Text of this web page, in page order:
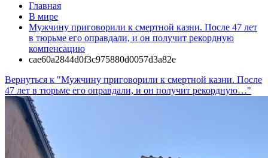
Главная
В мире
Мужчину приговорили к смертной казни. После 47 лет
в тюрьме его оправдали, и он получит рекордную
компенсацию
cae60a2844d0f3c975880d0057d3a82e
Вернуться к "Мужчину приговорили к смертной казни. После
47 лет в тюрьме его оправдали, и он получит рекордную…"